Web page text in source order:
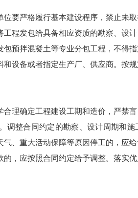
位要严格履行基本建设程序，禁止未
程发包给具备相应资质的勘察、设
预拌混凝土等专业分包工程，不得
设备或者指定生产厂、供应商。按
合理确定工程建设工期和造价，严禁
调整合同约定的勘察、设计周期和
、重大活动保障等原因停工的，应给
，应按照合同约定给予调整。落实